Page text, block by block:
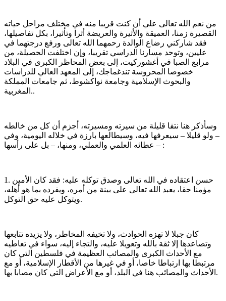
من نعم الله تعالى علي أن كنت قريبا منه في مختلف مراحل حياته
القصيرة زمنا، العميقة والأثيرة والعريضة أثرا وتأثيرا، بكل تفاصيلها،
فقد شاركني رضاع الوالدة رحمهما الله تعالى ورفع درجتهما في
عليين، وتوحد مسارنا الدراسي تقريبا، وإن اختلفت الحصيلة، من
مرابع الصبا في أغشوركيت، إلى بعض المحاظر الكبرى في البلاد
خصوصا المحروسة تندغماجك، إلى المعهد العالي للدراسات
والبحوث الإسلامية وجامعة نواكشوط، ثم جامعات المملكة
المغربية..
وسأذكر هنا نتفا قليلة من سيرته ومسيرته، أجزم أن كل من خالطه
– ولو قليلا – سيعرفها فيه، وسيطالعها بارزة في خلاله اليومية، وفي
عطائه العلمي والعملي، ومنها، – بل على رأسها – :
1. حسن اعتقاده في الله تعالى وصدق توكله عليه: فقد كان الأمين
مؤمنا حقا، يعبد الله تعالى على بينة من أمره، ويفرده بما هو أهله،
ويتوكل عليه حق التوكل.
كان جبلا لا تهزه الحوادث، ولا تخيفه المخاطر، ولا يزيده تتابعها
وتصاعدها إلا ثقة بالله وتعويلا عليه، والتجاء إليه، سواء في تعاطيه
مع الأحداث الكبرى والمصائب العظيمة في فلسطين التي كان
مرتبطا بها ارتباطا خاصا، أو في غيرها من الأقطار الإسلامية، أو مع
الأحداث والمصائب هنا في البلد، أو مع الأعراض التي كان مصابا بها.